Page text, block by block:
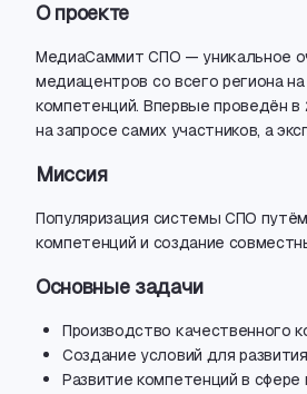
О проекте
МедиаСаммит СПО — уникальное
медиацентров со всего региона
компетенций. Впервые проведён
на запросе самих участников, а
Миссия
Популяризация системы СПО
компетенций и создание
Основные задачи
Производство качественного
Создание условий для
Развитие компетенций в сфере